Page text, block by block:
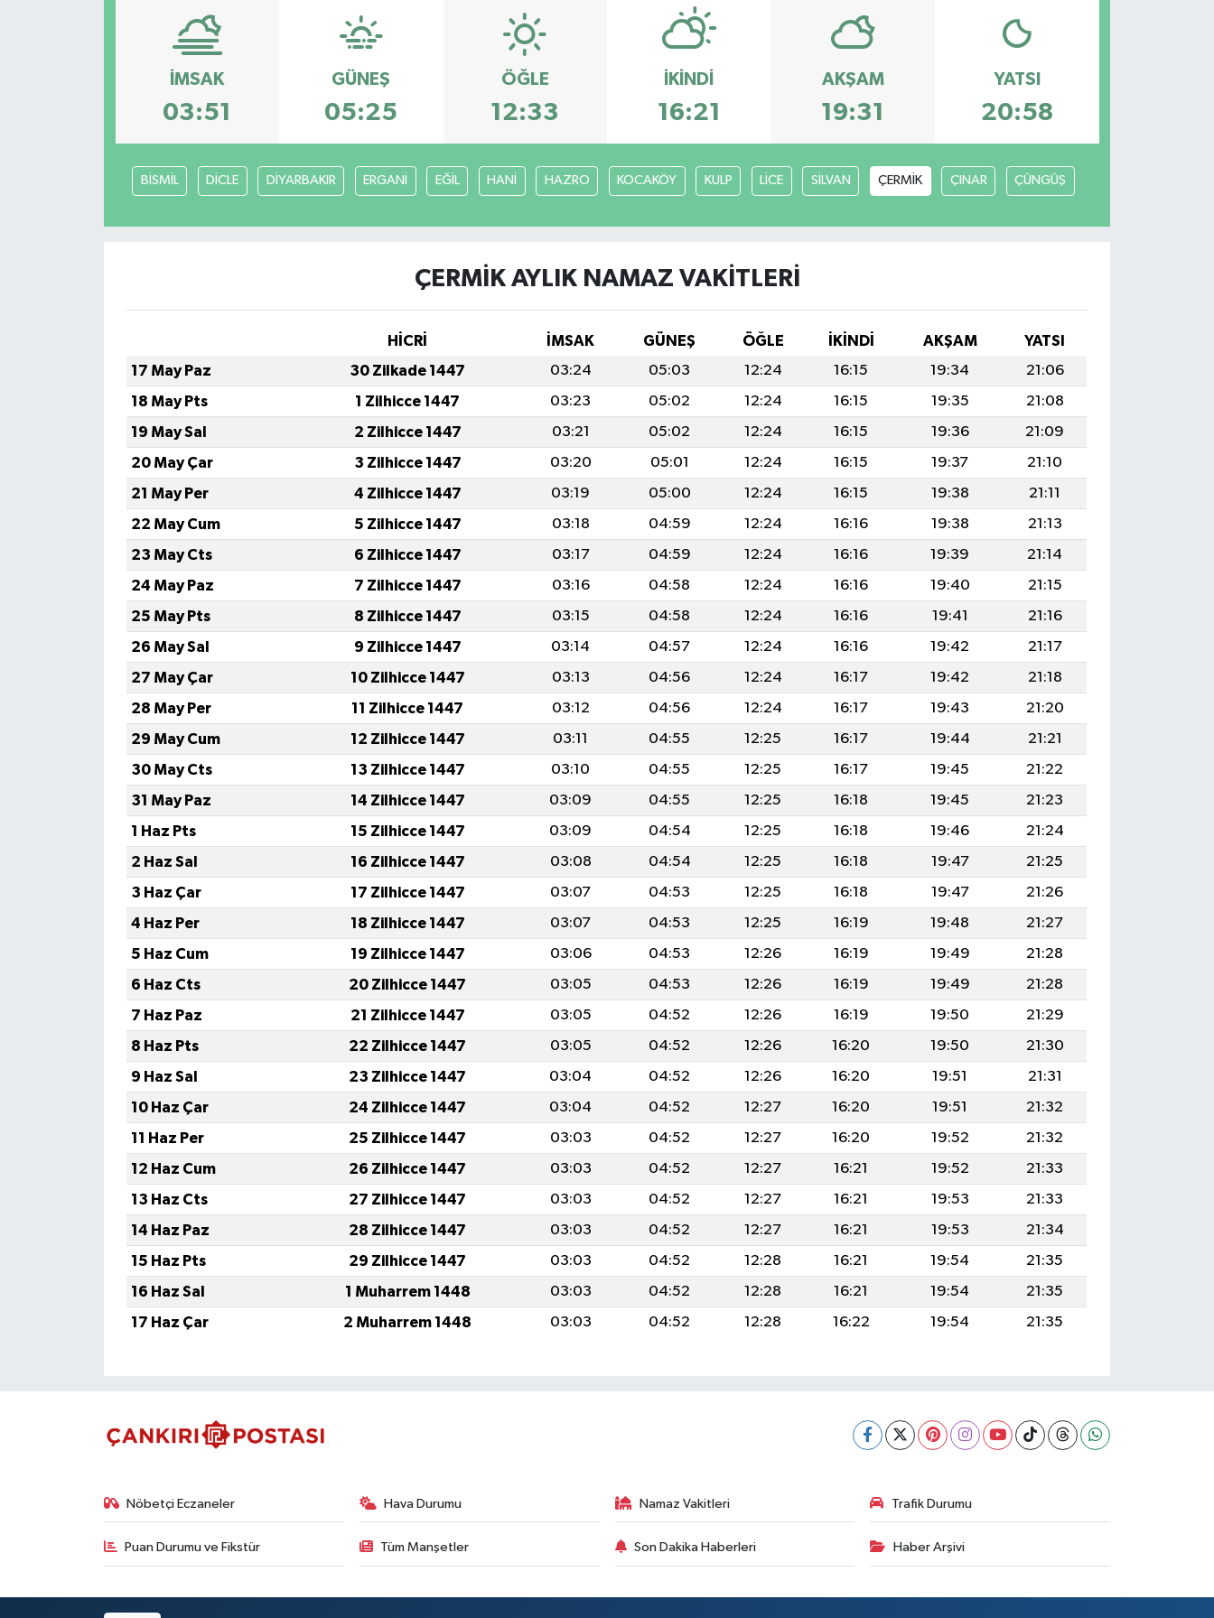
İMSAK
03:51
GÜNEŞ
05:25
ÖĞLE
12:33
İKINDI
16:21
AKŞAM
19:31
YATSI
20:58
BİSMİL DİCLE DİYARBAKIR ERGANİ EĞİL HANİ HAZRO KOCAKÖY KULP LİCE SİLVAN ÇERMİK ÇINAR ÇÜNGÜŞ
ÇERMİK AYLIK NAMAZ VAKITLERI
HİCRİ İMSAK GÜNEŞ ÖĞLE İKINDI AKŞAM
YATSI
17 May Paz
30 Zilkade 1447 03:24 05:03 12:24 16:15 19:34
21:06
18 May Pts
1 Zilhicce 1447 03:23 05:02 12:24 16:15 19:35
21:08
19 May Sal
2 Zilhicce 1447 03:21 05:02 12:24 16:15 19:36
21:09
20 May Çar
3 Zilhicce 1447 03:20 05:01 12:24 16:15 19:37
21:10
21 May Per
4 Zilhicce 1447 03:19 05:00 12:24 16:15 19:38
21:11
22 May Cum
5 Zilhicce 1447 03:18 04:59 12:24 16:16 19:38
21:13
23 May Cts
6 Zilhicce 1447 03:17 04:59 12:24 16:16 19:39
21:14
24 May Paz
7 Zilhicce 1447 03:16 04:58 12:24 16:16 19:40
21:15
25 May Pts
8 Zilhicce 1447 03:15 04:58 12:24 16:16 19:41
21:16
26 May Sal
9 Zilhicce 1447 03:14 04:57 12:24 16:16 19:42
21:17
27 May Çar
10 Zilhicce 1447 03:13 04:56 12:24 16:17 19:42
21:18
28 May Per
11 Zilhicce 1447 03:12 04:56 12:24 16:17 19:43
21:20
29 May Cum
12 Zilhicce 1447 03:11 04:55 12:25 16:17 19:44
21:21
30 May Cts
13 Zilhicce 1447 03:10 04:55 12:25 16:17 19:45
21:22
31 May Paz
14 Zilhicce 1447 03:09 04:55 12:25 16:18 19:45
21:23
1 Haz Pts
15 Zilhicce 1447 03:09 04:54 12:25 16:18 19:46
21:24
2 Haz Sal
16 Zilhicce 1447 03:08 04:54 12:25 16:18 19:47
21:25
3 Haz Çar
17 Zilhicce 1447 03:07 04:53 12:25 16:18 19:47
21:26
4 Haz Per
18 Zilhicce 1447 03:07 04:53 12:25 16:19 19:48
21:27
5 Haz Cum
19 Zilhicce 1447 03:06 04:53 12:26 16:19 19:49
21:28
6 Haz Cts
20 Zilhicce 1447 03:05 04:53 12:26 16:19 19:49
21:28
7 Haz Paz
21 Zilhicce 1447 03:05 04:52 12:26 16:19 19:50
21:29
8 Haz Pts
22 Zilhicce 1447 03:05 04:52 12:26 16:20 19:50
21:30
9 Haz Sal
23 Zilhicce 1447 03:04 04:52 12:26 16:20 19:51
21:31
10 Haz Çar
24 Zilhicce 1447 03:04 04:52 12:27 16:20 19:51
21:32
11 Haz Per
25 Zilhicce 1447 03:03 04:52 12:27 16:20 19:52
21:32
12 Haz Cum
26 Zilhicce 1447 03:03 04:52 12:27 16:21 19:52
21:33
13 Haz Cts
27 Zilhicce 1447 03:03 04:52 12:27 16:21 19:53
21:33
14 Haz Paz
28 Zilhicce 1447 03:03 04:52 12:27 16:21 19:53
21:34
15 Haz Pts
29 Zilhicce 1447 03:03 04:52 12:28 16:21 19:54
21:35
16 Haz Sal
1 Muharrem 1448 03:03 04:52 12:28 16:21 19:54
21:35
17 Haz Çar
2 Muharrem 1448 03:03 04:52 12:28 16:22 19:54 21:35
Nöbetçi Eczaneler Hava Durumu Namaz Vakitleri Trafik Durumu
Puan Durumu ve Fikstür Tüm Manşetler Son Dakika Haberleri Haber Arşivi